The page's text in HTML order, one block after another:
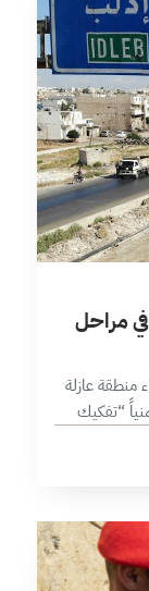
مراحل
عازلة
“تفكيك
المنطقة